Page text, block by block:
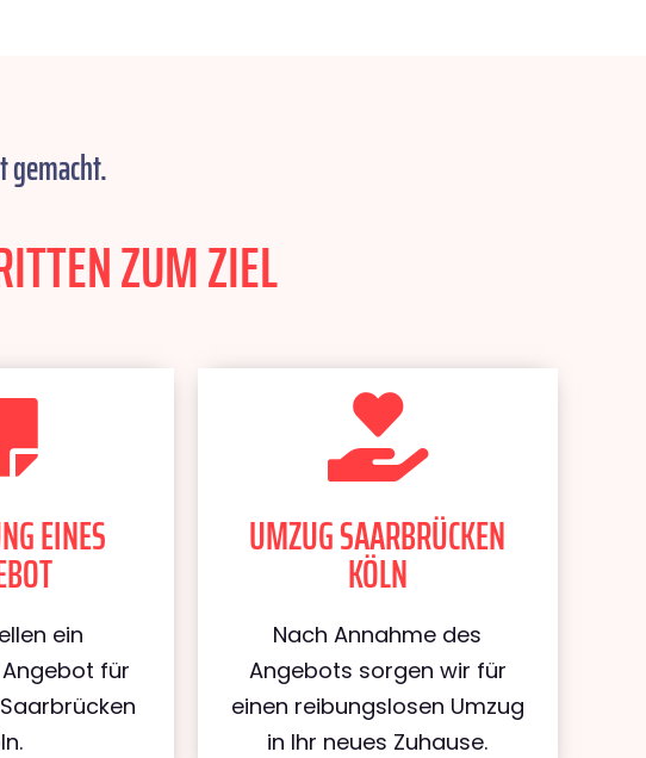
gemacht.
ZUM ZIEL
EINES
ein
für
UMZUG SAARBRÜCKEN
KÖLN
Nach Annahme des
Angebots sorgen wir für
einen reibungslosen Umzug
in Ihr neues Zuhause.